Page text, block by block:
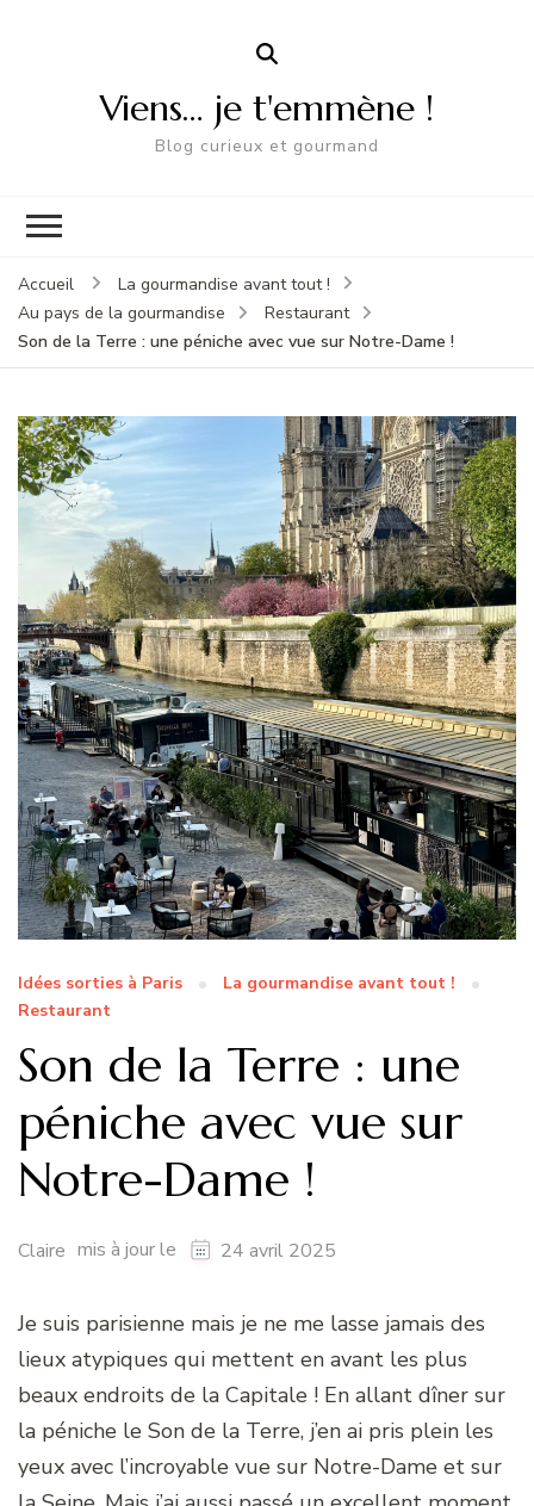
Viens… je t'emmène !
Blog curieux et gourmand
Accueil
La gourmandise avant tout !
Au pays de la gourmandise
Restaurant
Son de la Terre : une péniche avec vue sur Notre-Dame !
Idées sorties à Paris
La gourmandise avant tout !
Restaurant
Son de la Terre : une
péniche avec vue sur
Notre-Dame !
Claire mis à jour le 24 avril 2025
Je suis parisienne mais je ne me lasse jamais des
lieux atypiques qui mettent en avant les plus
beaux endroits de la Capitale ! En allant dîner sur
la péniche le Son de la Terre, j’en ai pris plein les
yeux avec l’incroyable vue sur Notre-Dame et sur